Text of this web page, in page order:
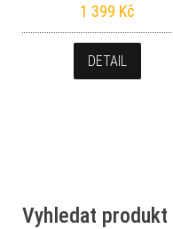
1 399 Kč
DETAIL
Vyhledat produkt